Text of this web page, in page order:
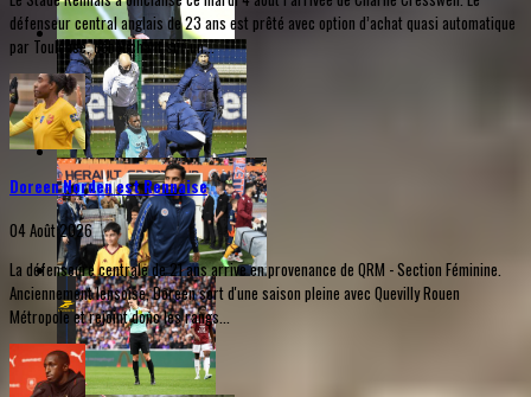
défenseur central anglais de 23 ans est prêté avec option d’achat quasi automatique
par Toulouse, débouchant sur un...
Doreen Norden est Rennaise
04 Août 2026
La défenseure centrale de 21 ans arrive en provenance de QRM - Section Féminine.
Anciennement lensoise, Doreen sort d'une saison pleine avec Quevilly Rouen
Métropole et rejoint donc les rangs...